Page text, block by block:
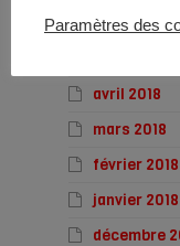
juin 2018
avril 2018
mars 2018
février 2018
janvier 2018
décembre
Paramètres des